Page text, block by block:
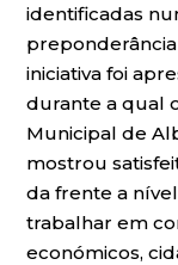
identificadas
iniciativa foi
durante a qual
Municipal de
mostrou
da frente a
trabalhar em
económicos,